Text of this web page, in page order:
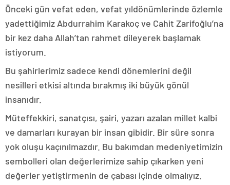
Önceki gün vefat eden, vefat yıldönümlerinde özlemle
yadettiğimiz Abdurrahim Karakoç ve Cahit Zarifoğlu’na
bir kez daha Allah’tan rahmet dileyerek başlamak
istiyorum.
Bu şahirlerimiz sadece kendi dönemlerini değil
nesilleri etkisi altında bırakmış iki büyük gönül
insanıdır.
Müteffekkiri, sanatçısı, şairi, yazarı azalan millet kalbi
ve damarları kurayan bir insan gibidir. Bir süre sonra
yok oluşu kaçınılmazdır. Bu bakımdan medeniyetimizin
sembolleri olan değerlerimize sahip çıkarken yeni
değerler yetiştirmenin de çabası içinde olmalıyız.